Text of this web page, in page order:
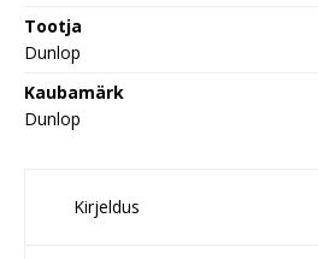
Tootja
Dunlop
Kaubamärk
Dunlop
Kirjeldus